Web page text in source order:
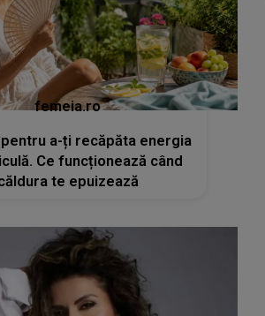
femeia.ro
a-ți recăpăta energia
Ce funcționează când
te epuizează